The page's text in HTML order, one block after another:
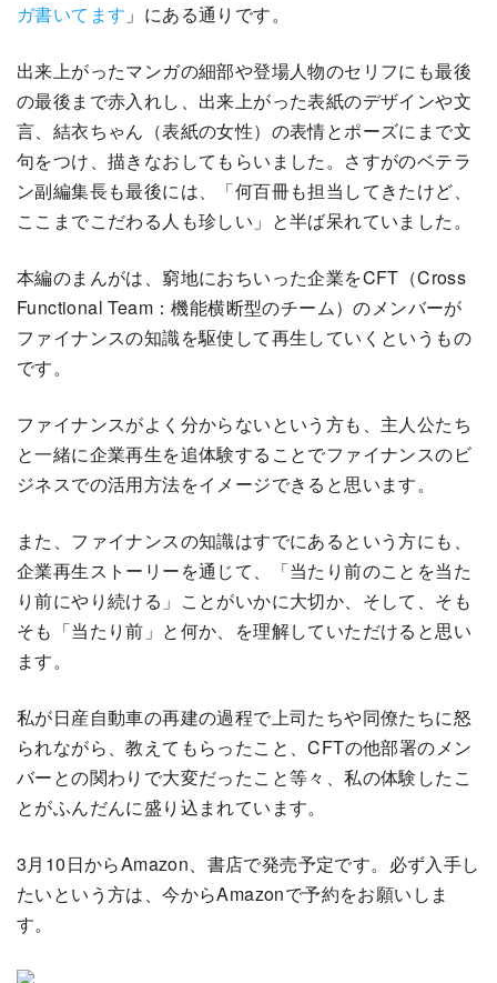
ガ書いてます 」にある通りです。
出来上がったマンガの細部や登場人物のセリフにも最後
の最後まで赤入れし、出来上がった表紙のデザインや文
言、結衣ちゃん（表紙の女性）の表情とポーズにまで文
句をつけ、描きなおしてもらいました。さすがのベテラ
ン副編集長も最後には、「何百冊も担当してきたけど、
ここまでこだわる人も珍しい」と半ば呆れていました。
本編のまんがは、窮地におちいった企業をCFT（Cross
Functional Team：機能横断型のチーム）のメンバーが
ファイナンスの知識を駆使して再生していくというもの
です。
ファイナンスがよく分からないという方も、主人公たち
と一緒に企業再生を追体験することでファイナンスのビ
ジネスでの活用方法をイメージできると思います。
また、ファイナンスの知識はすでにあるという方にも、
企業再生ストーリーを通じて、「当たり前のことを当た
り前にやり続ける」ことがいかに大切か、そして、そも
そも「当たり前」と何か、を理解していただけると思い
ます。
私が日産自動車の再建の過程で上司たちや同僚たちに怒
られながら、教えてもらったこと、CFTの他部署のメン
バーとの関わりで大変だったこと等々、私の体験したこ
とがふんだんに盛り込まれています。
3月10日からAmazon、書店で発売予定です。必ず入手し
たいという方は、今からAmazonで予約をお願いしま
す。